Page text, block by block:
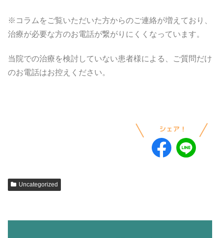
※コラムをご覧いただいた方からのご連絡が増えており、
治療が必要な方のお電話が繋がりにくくなっています。
当院での治療を検討していない患者様による、ご質問だけ
のお電話はお控えください。
Uncategorized